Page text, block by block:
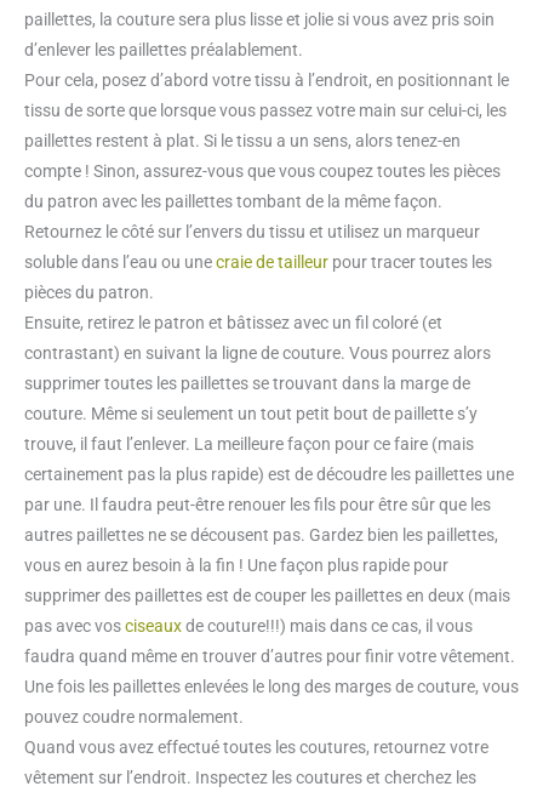
paillettes, la couture sera plus lisse et jolie si vous avez pris soin
d’enlever les paillettes préalablement.
Pour cela, posez d’abord votre tissu à l’endroit, en positionnant le
tissu de sorte que lorsque vous passez votre main sur celui-ci, les
paillettes restent à plat. Si le tissu a un sens, alors tenez-en
compte ! Sinon, assurez-vous que vous coupez toutes les pièces
du patron avec les paillettes tombant de la même façon.
Retournez le côté sur l’envers du tissu et utilisez un marqueur
soluble dans l’eau ou unecraie de tailleur pour tracer toutes les
pièces du patron.
Ensuite, retirez le patron et bâtissez avec un fil coloré (et
contrastant) en suivant la ligne de couture. Vous pourrez alors
supprimertoutes les paillettes se trouvant dans la marge de
couture. Même si seulement un tout petit bout de paillette s’y
trouve, il faut l’enlever. La meilleure façon pour ce faire (mais
certainement pas la plus rapide) est de découdre les paillettes une
par une. Il faudra peut-être renouer les fils pour être sûr que les
autres paillettes ne se décousent pas. Gardez bien les paillettes,
vous en aurez besoin à la fin ! Une façon plus rapide pour
supprimer des paillettes est de couper les paillettes en deux (mais
pas avec vosciseauxde couture!!!) mais dans ce cas, il vous
faudra quand même en trouver d’autres pour finir votre vêtement.
Une fois les paillettes enlevées le long des marges de couture, vous
pouvez coudre normalement.
Quand vous avez effectué toutes les coutures, retournez votre
vêtement sur l’endroit. Inspectez les coutures et cherchez les